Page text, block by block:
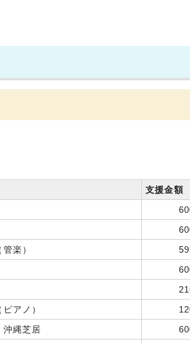
支援金額
楽）
アノ）
沖縄芝居